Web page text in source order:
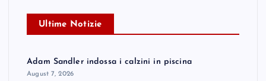
Ultime Notizie
Adam Sandler indossa i calzini in piscina
August 7, 2026